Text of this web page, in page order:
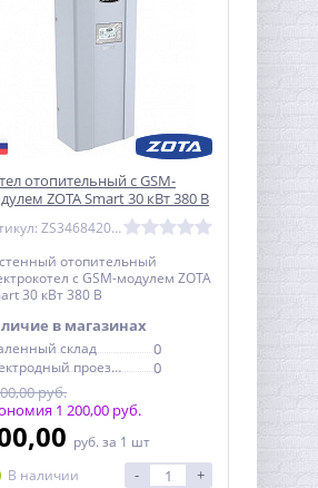
отопительный с GSM-
ZOTA Smart 30 кВт 380 В
Артикул: ZS3468420030
отопительный
с GSM-модулем ZOTA
30 кВт 380 В
в магазинах
склад 0
Электродный проезд, 6с1
0
руб.
1 200,00 руб.
руб. за 1 шт
В наличии
- +